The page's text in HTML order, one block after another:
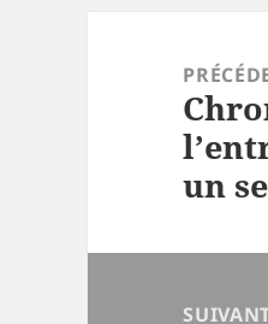
Article
un